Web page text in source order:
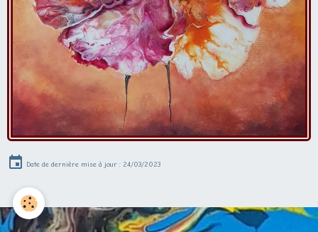
Date de dernière mise à jour : 24/03/2023